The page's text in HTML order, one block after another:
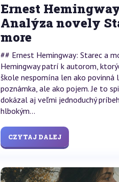
Ernest
Analýza novely
more
## Ernest Hemingway: Starec a
Hemingway patrí k autorom,
škole nespomína len ako povinná
poznámka, ale ako pojem. Je to
dokázal aj veľmi jednoduchý
hlbokým...
CZYTAJ DALEJ